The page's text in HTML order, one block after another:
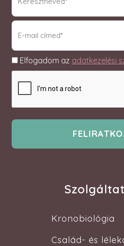
(Required)
email
(Required)
Adatkezelés
Elfogadom az adatkezelési
Kronobiológia
Család- és